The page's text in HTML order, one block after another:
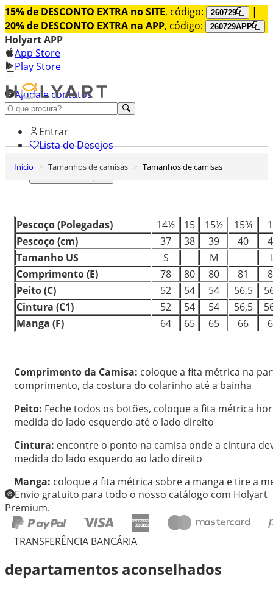
15% de DESCONTO EXTRA no SITE, código: 260729
|
20% de DESCONTO EXTRA na APP, código: 260729APP
Holyart APP
App Store
Play Store
Ajuda e contatos
Conheça premium
Entrar
Lista de Desejos
0
Inicio Tamanhos de camisas Tamanhos de camisas
Pescoço(Polegadas) 14½ 15 15½ 15¾
Pescoço(cm) 37 38 39 40
Tamanho US
S M
Comprimento(E) 78 80 80 81
Peito(C) 52 54 54 56,5
Cintura (C1) 52 54 54 56,5
Manga (F)
64 65 65 66
Comprimento da Camisa: coloque a fita métrica na
comprimento, da costura do colarinho até a bainha
Peito: Feche todos os botões, coloque a fita métrica
medida do lado esquerdo até o lado direito
Cintura: encontre o ponto na camisa onde a cintura
medida do lado esquerdo ao lado direito
Manga: coloque a fita métrica sobre a manga e tire a
Envio gratuito para todo o nosso catálogo com Holyart
Premium.
TRANSFERÊNCIA BANCÁRIA
departamentos aconselhados